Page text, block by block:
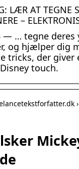
LÆR AT TEGNE
–
— … tegne deres
og hjælper dig
tricks, der giver
touch.